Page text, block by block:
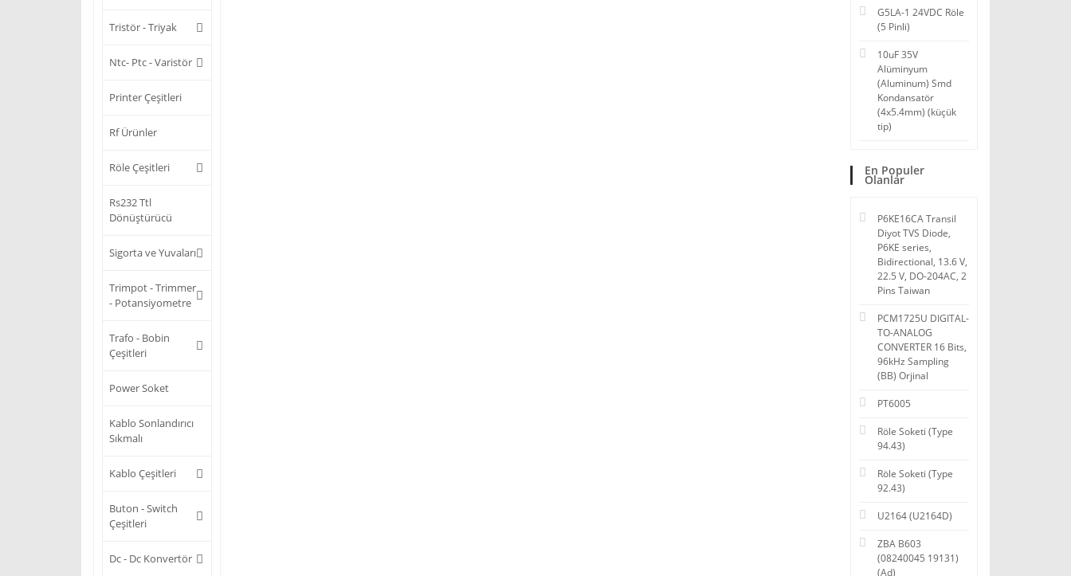
Tristör - Triyak
Ntc- Ptc - Varistör
Printer Çeşitleri
Rf Ürünler
Röle Çeşitleri
Rs232 Ttl
Dönüştürücü
Sigorta ve Yuvaları
Trimpot - Trimmer
- Potansiyometre
Trafo - Bobin
Çeşitleri
Power Soket
Kablo Sonlandırıcı
Sıkmalı
Kablo Çeşitleri
Buton - Switch
Çeşitleri
Dc - Dc Konvertör
G5LA-1 24VDC Röle
(5 Pinli)
10uF 35V
Alüminyum
(Aluminum) Smd
Kondansatör
(4x5.4mm) (küçük
tip)
En Populer
Olanlar
P6KE16CA Transil
Diyot TVS Diode,
P6KE series,
Bidirectional, 13.6 V,
22.5 V, DO-204AC, 2
Pins Taiwan
PCM1725U DIGITAL-
TO-ANALOG
CONVERTER 16 Bits,
96kHz Sampling
(BB) Orjinal
PT6005
Röle Soketi (Type
94.43)
Röle Soketi (Type
92.43)
U2164 (U2164D)
ZBA B603
(08240045 19131)
(Ad)